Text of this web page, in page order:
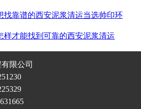
找靠谱的西安泥浆清运当选帅印环
样才能找到可靠的西安泥浆清运
限公司